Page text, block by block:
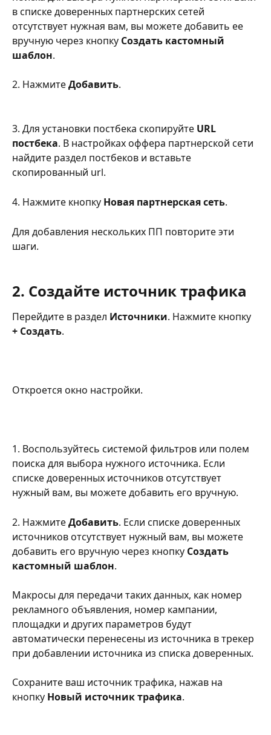
в списке доверенных партнерских сетей
отсутствует нужная вам, вы можете добавить ее
вручную через кнопку Создать кастомный
шаблон.
2. Нажмите Добавить.
3. Для установки постбека скопируйте URL
постбека. В настройках оффера партнерской сети
найдите раздел постбеков и вставьте
скопированный url.
4. Нажмите кнопку Новая партнерская сеть.
Для добавления нескольких ПП повторите эти
шаги.
2. Создайте источник трафика
Перейдите в раздел Источники. Нажмите кнопку
+ Создать.
Откроется окно настройки.
1. Воспользуйтесь системой фильтров или полем
поиска для выбора нужного источника. Если
списке доверенных источников отсутствует
нужный вам, вы можете добавить его вручную.
2. Нажмите Добавить. Если списке доверенных
источников отсутствует нужный вам, вы можете
добавить его вручную через кнопку Создать
кастомный шаблон.
Макросы для передачи таких данных, как номер
рекламного объявления, номер кампании,
площадки и других параметров будут
автоматически перенесены из источника в трекер
при добавлении источника из списка доверенных.
Сохраните ваш источник трафика, нажав на
кнопку Новый источник трафика.